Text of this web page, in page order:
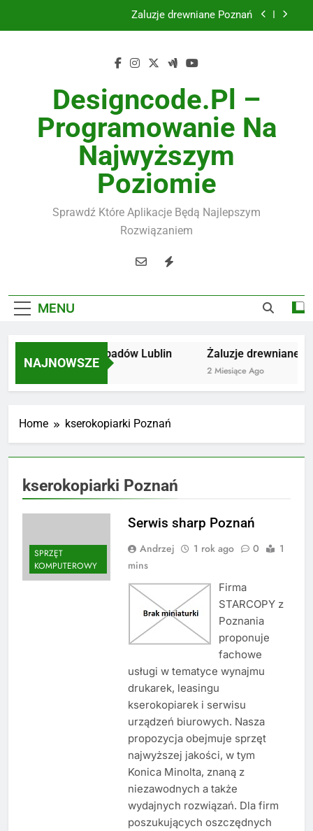
Żaluzje drewniane Poznań
Utylizacja odpadów Lublin
Żaluzje drewniane Poznań
Instalacje elektryczne Gdańsk
Designcode.pl –
Programowanie Na
Najwyższym
Poziomie
Sprawdź Które Aplikacje Będą Najlepszym
Rozwiązaniem
MENU
NAJNOWSZE
Utylizacja odpadów Lublin
2 Miesiące Ago
Żaluzje drewniane
2 Miesiące Ago
Home kserokopiarki Poznań
kserokopiarki Poznań
SPRZĘT
KOMPUTEROWY
Serwis sharp Poznań
Andrzej 1 rok ago 0
1
mins
Firma
STARCOPY z
Poznania
proponuje
fachowe
usługi w tematyce wynajmu
drukarek, leasingu
kserokopiarek i serwisu
urządzeń biurowych. Nasza
propozycja obejmuje sprzęt
najwyższej jakości, w tym
Konica Minolta, znaną z
niezawodnych a także
wydajnych rozwiązań. Dla firm
poszukujących oszczędnych